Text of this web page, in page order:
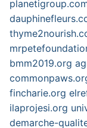
bmm2019.org
fincharie.org
ilaprojesi.org
demarche-